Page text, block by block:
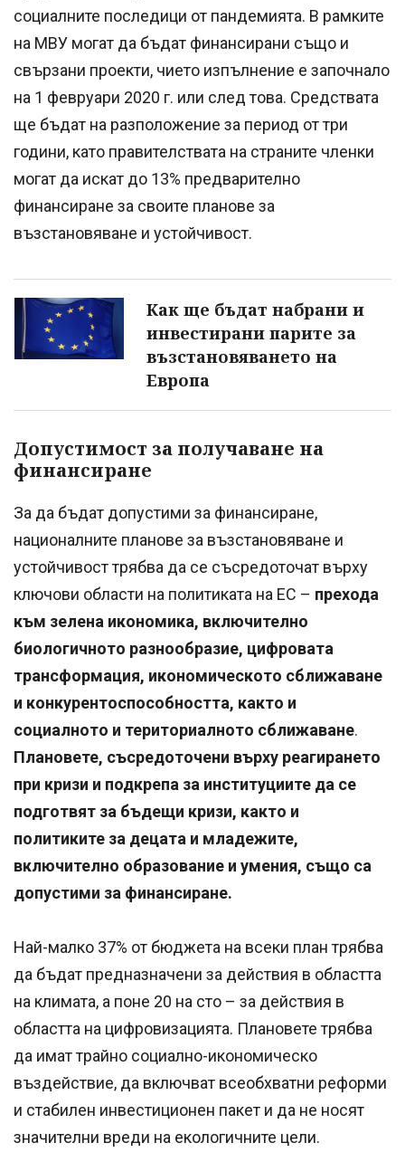
социалните последици от пандемията. В рамките
на МВУ могат да бъдат финансирани също и
свързани проекти, чието изпълнение е започнало
на 1 февруари 2020 г. или след това. Средствата
ще бъдат на разположение за период от три
години, като правителствата на страните членки
могат да искат до 13% предварително
финансиране за своите планове за
възстановяване и устойчивост.
Как ще бъдат набрани и
инвестирани парите за
възстановяването на
Европа
Допустимост за получаване на
финансиране
За да бъдат допустими за финансиране,
националните планове за възстановяване и
устойчивост трябва да се съсредоточат върху
ключови области на политиката на ЕС – прехода
към зелена икономика, включително
биологичното разнообразие, цифровата
трансформация, икономическото сближаване
и конкурентоспособността, както и
социалното и териториалното сближаване.
Плановете, съсредоточени върху реагирането
при кризи и подкрепа за институциите да се
подготвят за бъдещи кризи, както и
политиките за децата и младежите,
включително образование и умения, също са
допустими за финансиране.
Най-малко 37% от бюджета на всеки план трябва
да бъдат предназначени за действия в областта
на климата, а поне 20 на сто – за действия в
областта на цифровизацията. Плановете трябва
да имат трайно социално-икономическо
въздействие, да включват всеобхватни реформи
и стабилен инвестиционен пакет и да не носят
значителни вреди на екологичните цели.